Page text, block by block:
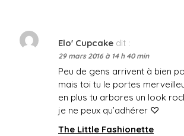
Elo' Cupcake dit :
29 mars 2016 à 14 h 40 min
Peu de gens arrivent à bien
mais toi tu le portes
en plus tu arbores un look
je ne peux qu’adhérer ♡
The Little Fashionette